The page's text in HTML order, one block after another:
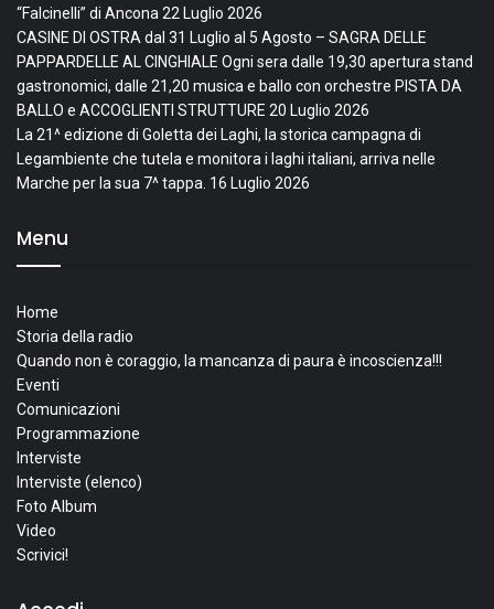
“Falcinelli” di Ancona 22 Luglio 2026
CASINE DI OSTRA dal 31 Luglio al 5 Agosto – SAGRA DELLE
PAPPARDELLE AL CINGHIALE Ogni sera dalle 19,30 apertura stand
gastronomici, dalle 21,20 musica e ballo con orchestre PISTA DA
BALLO e ACCOGLIENTI STRUTTURE 20 Luglio 2026
La 21^ edizione di Goletta dei Laghi, la storica campagna di
Legambiente che tutela e monitora i laghi italiani, arriva nelle
Marche per la sua 7^ tappa. 16 Luglio 2026
Menu
Home
Storia della radio
Quando non è coraggio, la mancanza di paura è incoscienza!!!
Eventi
Comunicazioni
Programmazione
Interviste
Interviste (elenco)
Foto Album
Video
Scrivici!